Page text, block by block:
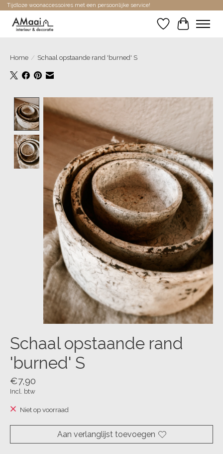
Tijdloze woonaccessoires met een persoonlijke service!
Verlanglijst
Home / Schaal opstaande rand 'burned' S
Product image slideshow Items
Schaal opstaande rand
'burned' S
€7,90
Incl. btw
Niet op voorraad
Aan verlanglijst toevoegen